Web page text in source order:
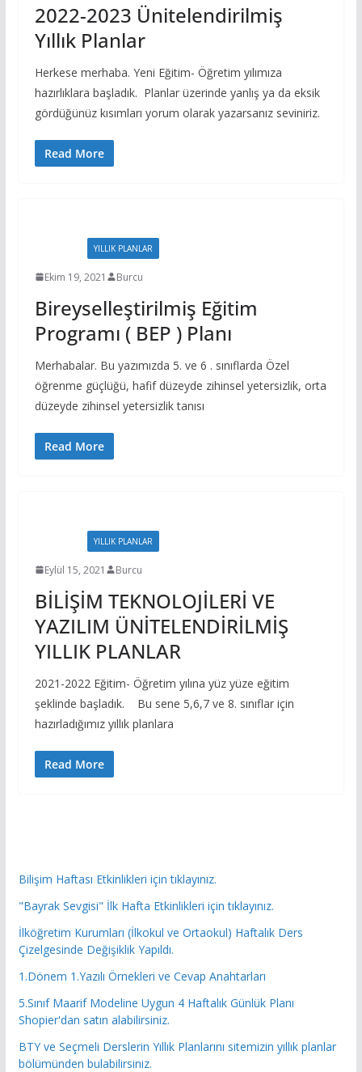
2022-2023 Ünitelendirilmiş
Yıllık Planlar
Herkese merhaba. Yeni Eğitim- Öğretim yılımıza
hazırlıklara başladık. Planlar üzerinde yanlış ya da eksik
gördüğünüz kısımları yorum olarak yazarsanız seviniriz.
Read More
YILLIK PLANLAR
Ekim 19, 2021 Burcu
Bireyselleştirilmiş Eğitim
Programı ( BEP ) Planı
Merhabalar. Bu yazımızda 5. ve 6 . sınıflarda Özel
öğrenme güçlüğü, hafif düzeyde zihinsel yetersizlik, orta
düzeyde zihinsel yetersizlik tanısı
Read More
YILLIK PLANLAR
Eylül 15, 2021 Burcu
BİLİŞİM TEKNOLOJİLERİ VE
YAZILIM ÜNİTELENDİRİLMİŞ
YILLIK PLANLAR
2021-2022 Eğitim- Öğretim yılına yüz yüze eğitim
şeklinde başladık. Bu sene 5,6,7 ve 8. sınıflar için
hazırladığımız yıllık planlara
Read More
Bilişim Haftası Etkinlikleri için tıklayınız.
"Bayrak Sevgisi" İlk Hafta Etkinlikleri için tıklayınız.
İlköğretim Kurumları (İlkokul ve Ortaokul) Haftalık Ders
Çizelgesinde Değişiklik Yapıldı.
1.Dönem 1.Yazılı Örnekleri ve Cevap Anahtarları
5.Sınıf Maarif Modeline Uygun 4 Haftalık Günlük Planı
Shopier'dan satın alabilirsiniz.
BTY ve Seçmeli Derslerin Yıllık Planlarını sitemizin yıllık planlar
bölümünden bulabilirsiniz.